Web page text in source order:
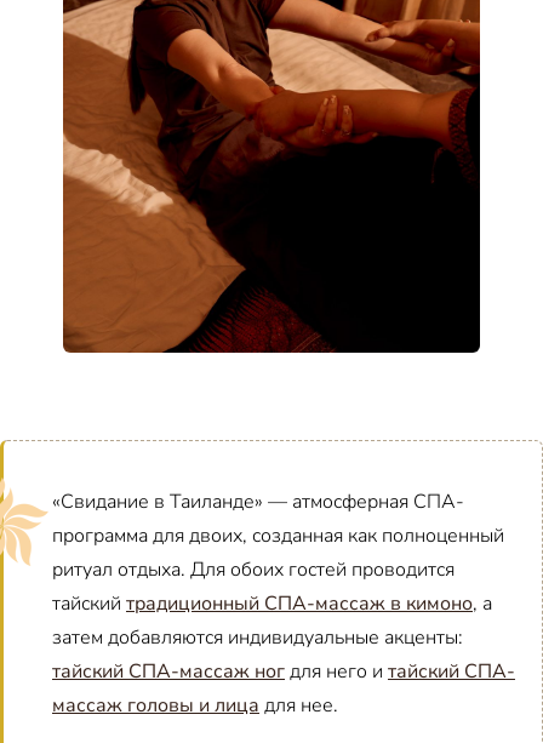
«Свидание в Таиланде» — атмосферная СПА-
программа для двоих, созданная как полноценный
ритуал отдыха. Для обоих гостей проводится
тайский традиционный СПА-массаж в кимоно, а
затем добавляются индивидуальные акценты:
тайский СПА-массаж ногдля него и тайский СПА-
массаж головы и лица для нее.